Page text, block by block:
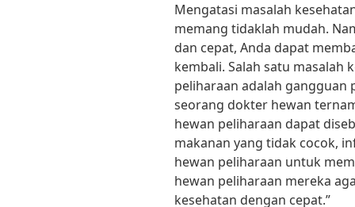
Mengatasi masalah
memang tidaklah mudah.
dan cepat, Anda dapat
kembali. Salah satu masalah
peliharaan adalah gangguan
seorang dokter hewan
hewan peliharaan dapat
makanan yang tidak cocok,
hewan peliharaan untuk
hewan peliharaan mereka
kesehatan dengan cepat.”